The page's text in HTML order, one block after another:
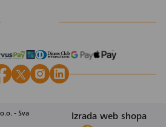
- Sva
Izrada web shopa